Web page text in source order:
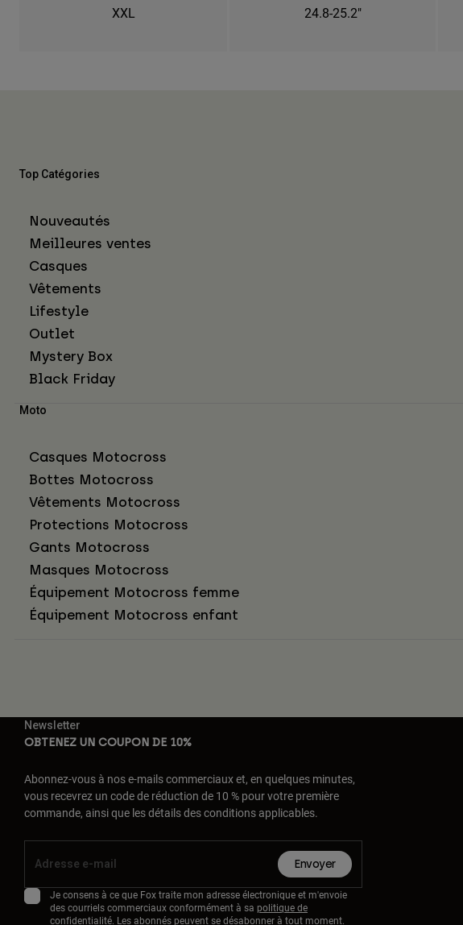
XXL 24.8-25.2"
Top Catégories
Nouveautés
Meilleures ventes
Casques
Vêtements
Lifestyle
Outlet
Mystery Box
Black Friday
Moto
Casques Motocross
Bottes Motocross
Vêtements Motocross
Protections Motocross
Gants Motocross
Masques Motocross
Équipement Motocross femme
Équipement Motocross enfant
Newsletter
OBTENEZ UN COUPON DE 10%
Abonnez-vous à nos e-mails commerciaux et, en quelques minutes,
vous recevrez un code de réduction de 10 % pour votre première
commande, ainsi que les détails des conditions applicables.
Envoyer
Je consens à ce que Fox traite mon adresse électronique et m'envoie
des courriels commerciaux conformément à sa politique de
confidentialité. Les abonnés peuvent se désabonner à tout moment.